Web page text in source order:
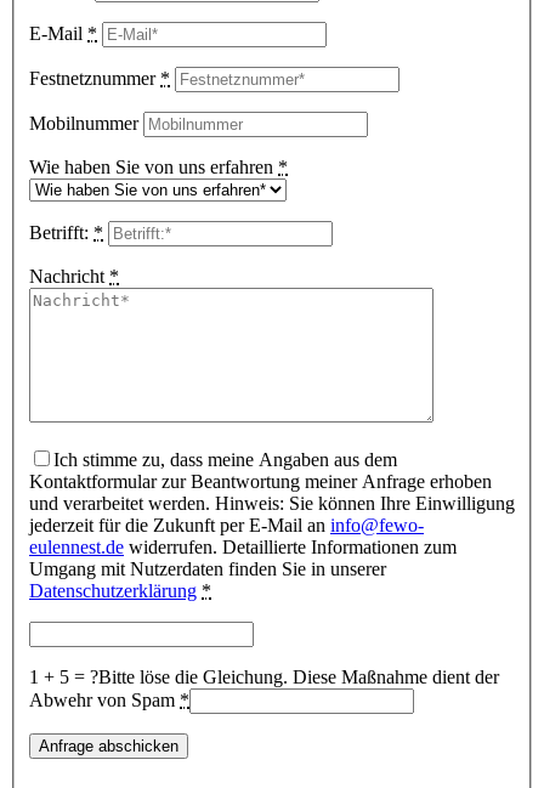
E-Mail *
Festnetznummer *
Mobilnummer
Wie haben Sie von uns erfahren *
Betrifft: *
Nachricht *
Ich stimme zu, dass meine Angaben aus dem
Kontaktformular zur Beantwortung meiner Anfrage erhoben
und verarbeitet werden. Hinweis: Sie können Ihre Einwilligung
jederzeit für die Zukunft per E-Mail an info@fewo-
eulennest.de widerrufen. Detaillierte Informationen zum
Umgang mit Nutzerdaten finden Sie in unserer
Datenschutzerklärung *
1 + 5 = ?Bitte löse die Gleichung. Diese Maßnahme dient der
Abwehr von Spam *